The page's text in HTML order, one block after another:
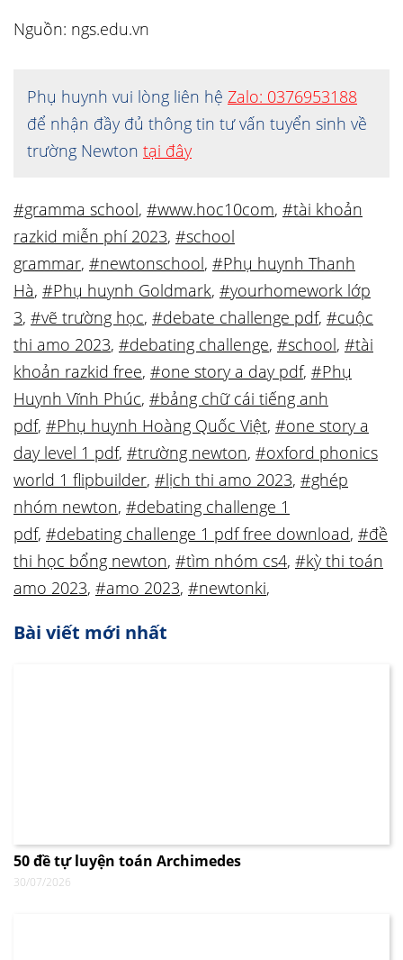
Nguồn: ngs.edu.vn
Phụ huynh vui lòng liên hệ Zalo: 0376953188
để nhận đầy đủ thông tin tư vấn tuyển sinh về
trường Newton tại đây
#gramma school, #www.hoc10com, #tài khoản
razkid miễn phí 2023, #school
grammar, #newtonschool, #Phụ huynh Thanh
Hà, #Phụ huynh Goldmark, #yourhomework lớp
3, #vẽ trường học, #debate challenge pdf, #cuộc
thi amo 2023, #debating challenge, #school, #tài
khoản razkid free, #one story a day pdf, #Phụ
Huynh Vĩnh Phúc, #bảng chữ cái tiếng anh
pdf, #Phụ huynh Hoàng Quốc Việt, #one story a
day level 1 pdf, #trường newton, #oxford phonics
world 1 flipbuilder, #lịch thi amo 2023, #ghép
nhóm newton, #debating challenge 1
pdf, #debating challenge 1 pdf free download, #đề
thi học bổng newton, #tìm nhóm cs4, #kỳ thi toán
amo 2023, #amo 2023, #newtonki,
Bài viết mới nhất
50 đề tự luyện toán Archimedes
30/07/2026